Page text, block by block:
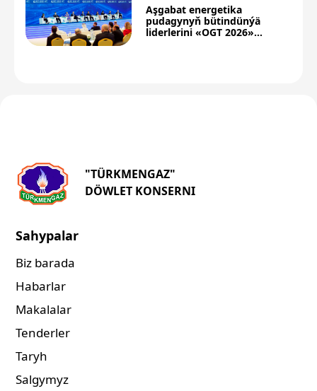
Aşgabat energetika
pudagynyň bütindünýä
liderlerini «OGT 2026»
"TÜRKMENGAZ"
DÖWLET KONSERNI
Sahypalar
Biz barada
Habarlar
Makalalar
Tenderler
Taryh
Salgymyz